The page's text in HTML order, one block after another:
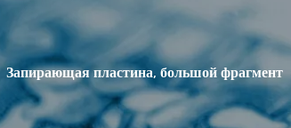
Запирающая пластина, большой фрагмент